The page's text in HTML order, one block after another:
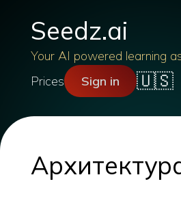
Seedz.ai
Your AI powered learning
Prices
Sign in 🇺🇸